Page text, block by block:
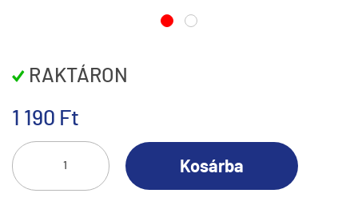
RAKTÁRON
1 190 Ft
Kosárba